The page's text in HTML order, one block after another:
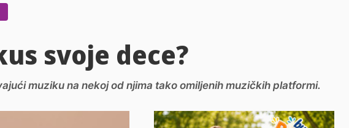
svoje dece?
muziku na nekoj od njima tako omiljenih muzičkih platformi.